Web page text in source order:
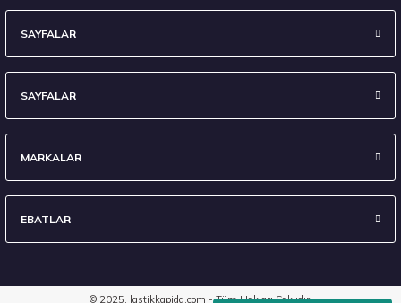
295/35 R21 107Y XL Eagle F1 Asymmetric 6 FP 2024
SAYFALAR
SAYFALAR
MARKALAR
EBATLAR
© 2025, lastikkapida.com - Tüm Hakları Saklıdır.